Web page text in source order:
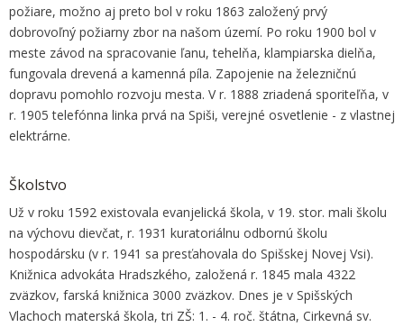
požiare, možno aj preto bol v roku 1863 založený prvý
dobrovoľný požiarny zbor na našom území. Po roku 1900 bol v
meste závod na spracovanie ľanu, tehelňa, klampiarska dielňa,
fungovala drevená a kamenná píla. Zapojenie na železničnú
dopravu pomohlo rozvoju mesta. V r. 1888 zriadená sporiteľňa, v
r. 1905 telefónna linka prvá na Spiši, verejné osvetlenie - z vlastnej
elektrárne.
Školstvo
Už v roku 1592 existovala evanjelická škola, v 19. stor. mali školu
na výchovu dievčat, r. 1931 kuratoriálnu odbornú školu
hospodársku (v r. 1941 sa presťahovala do Spišskej Novej Vsi).
Knižnica advokáta Hradszkého, založená r. 1845 mala 4322
zväzkov, farská knižnica 3000 zväzkov. Dnes je v Spišských
Vlachoch materská škola, tri ZŠ: 1. - 4. roč. štátna, Cirkevná sv.